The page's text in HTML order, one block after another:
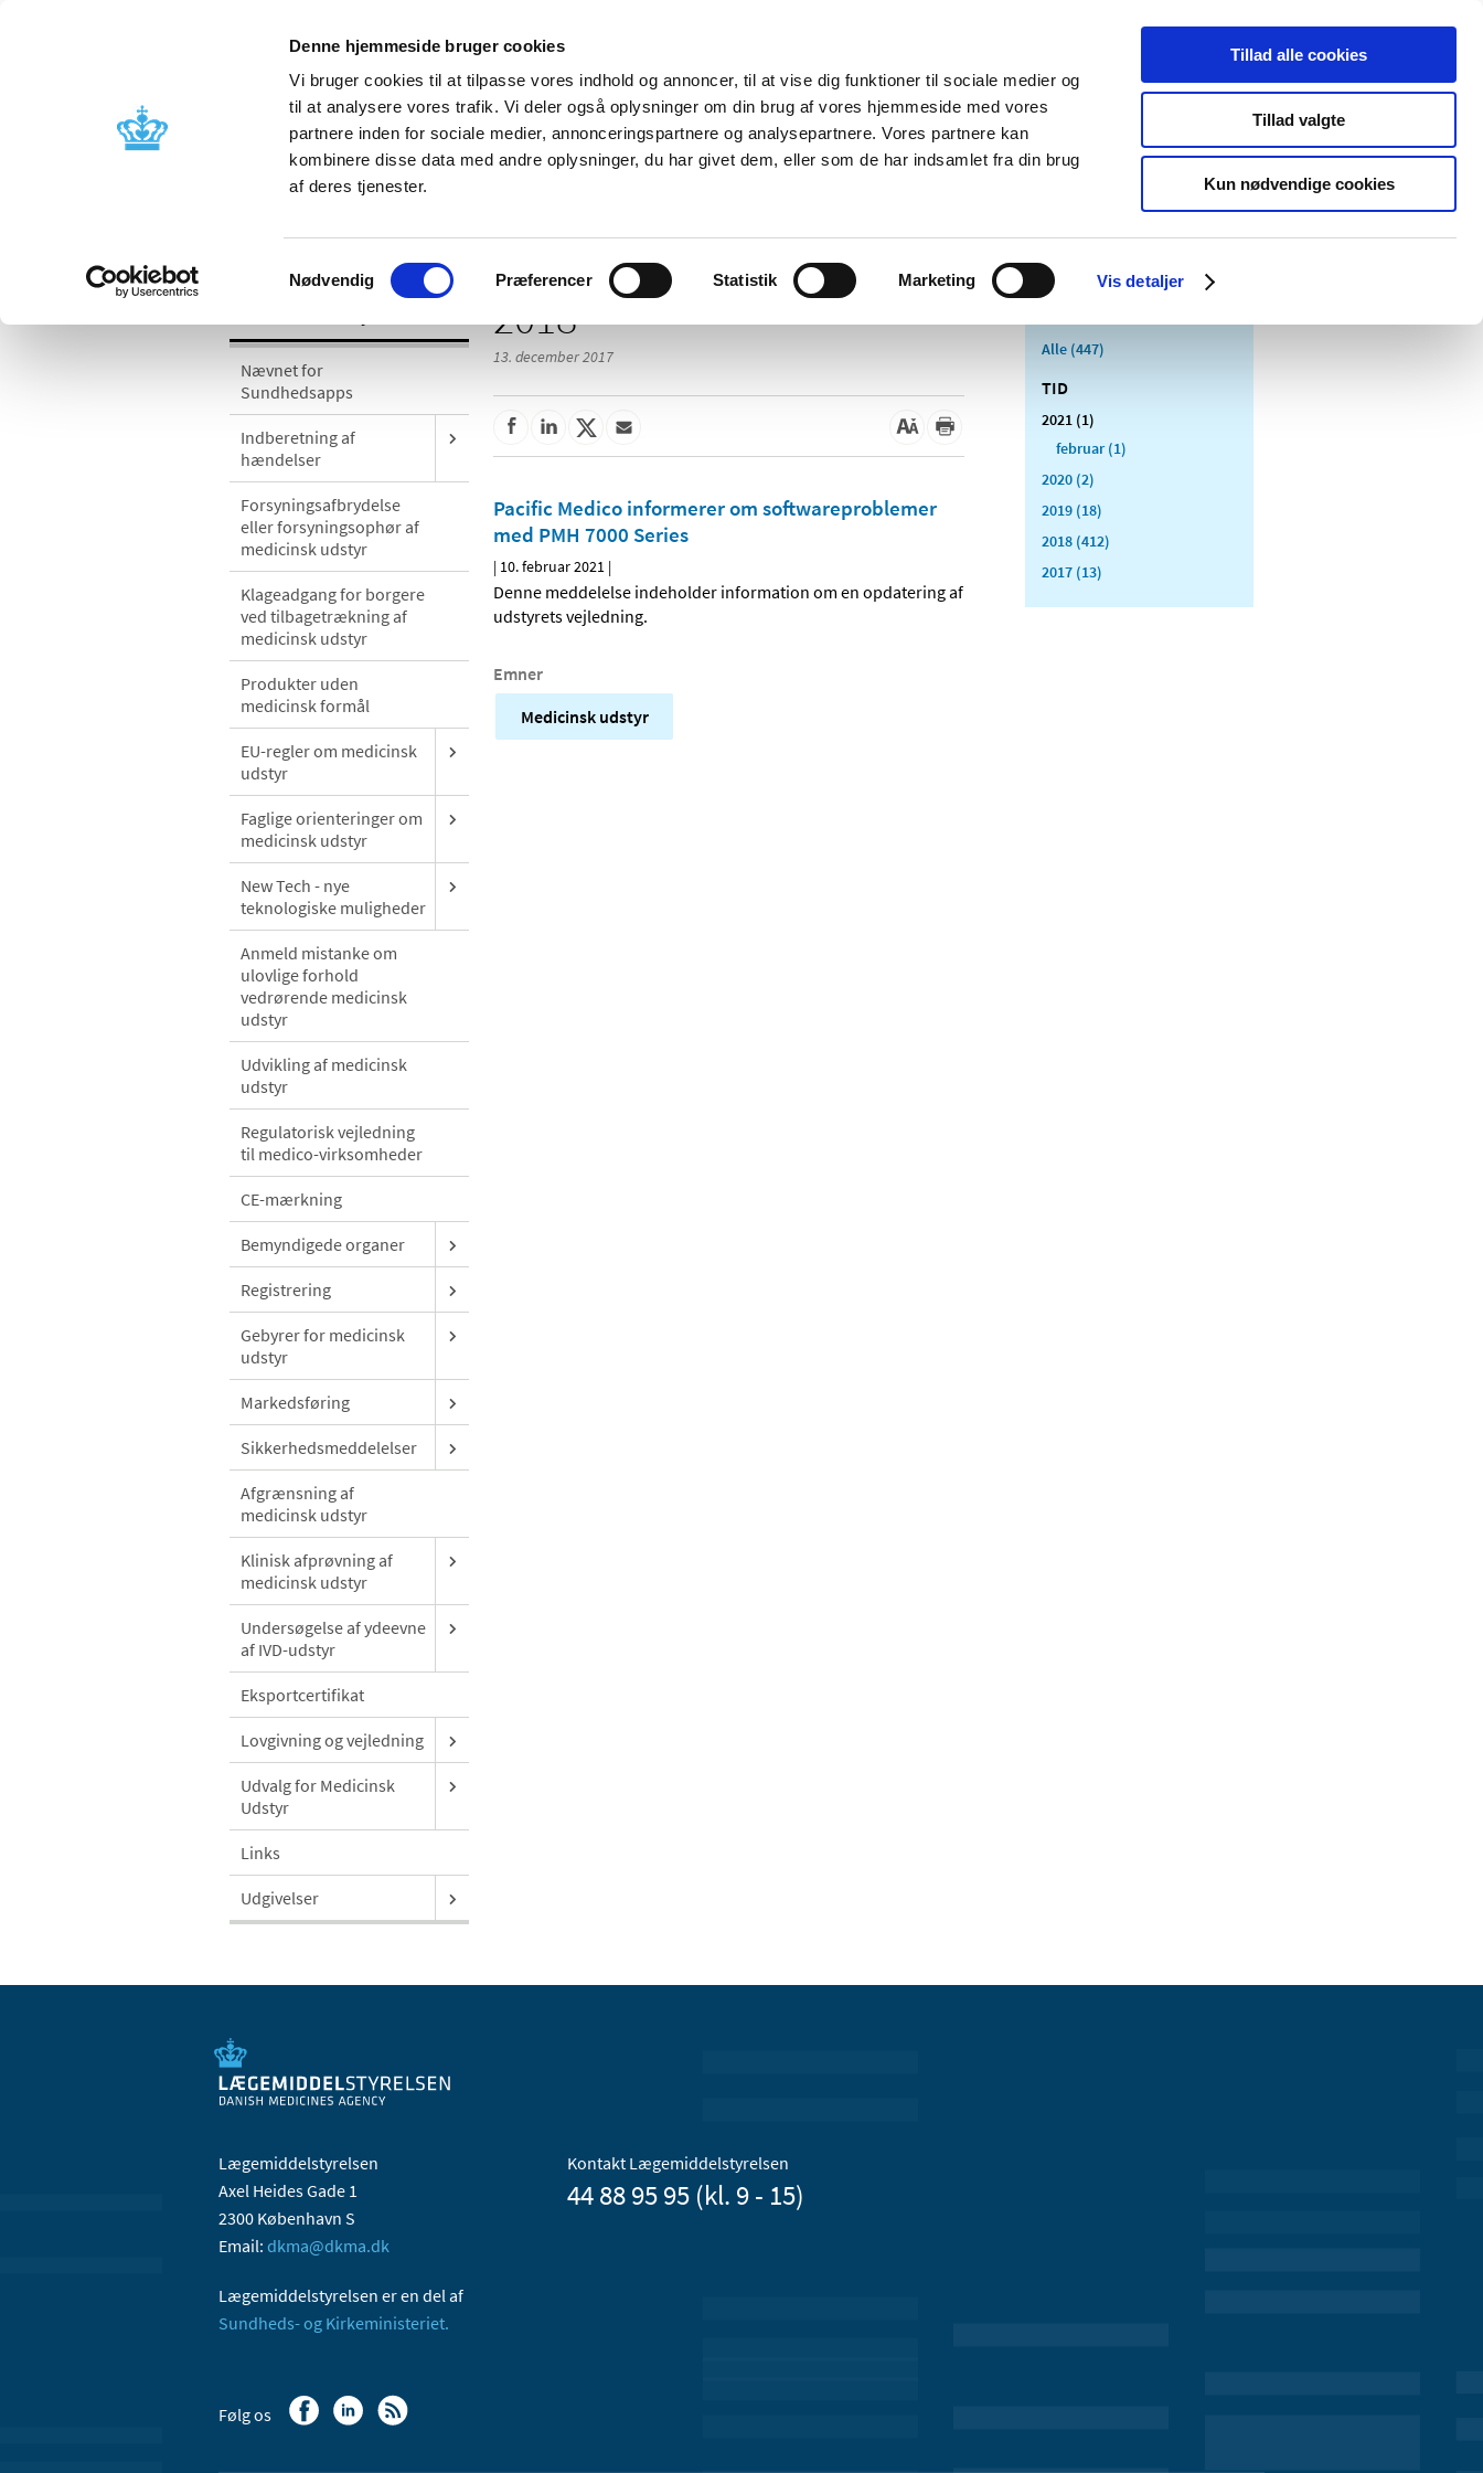
Denne hjemmeside bruger cookies
Vi bruger cookies til at tilpasse vores indhold og annoncer, til at vise dig funktioner til sociale medier og
til at analysere vores trafik. Vi deler også oplysninger om din brug af vores hjemmeside med vores
partnere inden for sociale medier, annonceringspartnere og analysepartnere. Vores partnere kan
kombinere disse data med andre oplysninger, du har givet dem, eller som de har indsamlet fra din brug
af deres tjenester.
Samtykkevalg
Nødvendig Præferencer Statistik Marketing Vis detaljer
Tillad alle cookies
Tillad valgte
Kun nødvendige cookies
Nyheder Om os Kontakt Udgivelser
Godkendelse og
Bivirkninger og
produktinformation
Tilskud og
Apoteker og salg af
Medicinsk
Særlige
produktområder
Nævnet for
Sundhedsapps
Indberetning af
hændelser
Forsyningsafbrydelse
eller forsyningsophør af
medicinsk udstyr
Klageadgang for borgere
ved tilbagetrækning af
medicinsk udstyr
Produkter uden
medicinsk formål
EU-regler om medicinsk
udstyr
Faglige orienteringer om
medicinsk udstyr
New Tech - nye
teknologiske muligheder
Anmeld mistanke om
ulovlige forhold
vedrørende medicinsk
udstyr
Udvikling af medicinsk
udstyr
Regulatorisk vejledning
til medico-virksomheder
CE-mærkning
Bemyndigede organer
Registrering
Gebyrer for medicinsk
udstyr
Markedsføring
Sikkerhedsmeddelelser
Afgrænsning af
medicinsk udstyr
Klinisk afprøvning af
medicinsk udstyr
Undersøgelse af ydeevne
af IVD-udstyr
Eksportcertifikat
Lovgivning og vejledning
Udvalg for Medicinsk
Udstyr
Links
Udgivelser
2018
13. december 2017
Pacific Medico informerer om softwareproblemer
med PMH 7000 Series
| 10. februar 2021 |
Denne meddelelse indeholder information om en opdatering af
udstyrets vejledning.
Emner
Medicinsk udstyr
Alle (447)
TID
2021 (1)
februar (1)
2020 (2)
2019 (18)
2018 (412)
2017 (13)
Lægemiddelstyrelsen
Axel Heides Gade 1
2300 København S
Email: dkma@dkma.dk
Lægemiddelstyrelsen er en del af
Sundheds- og Kirkeministeriet.
Kontakt Lægemiddelstyrelsen
44 88 95 95 (kl. 9 - 15)
Følg os